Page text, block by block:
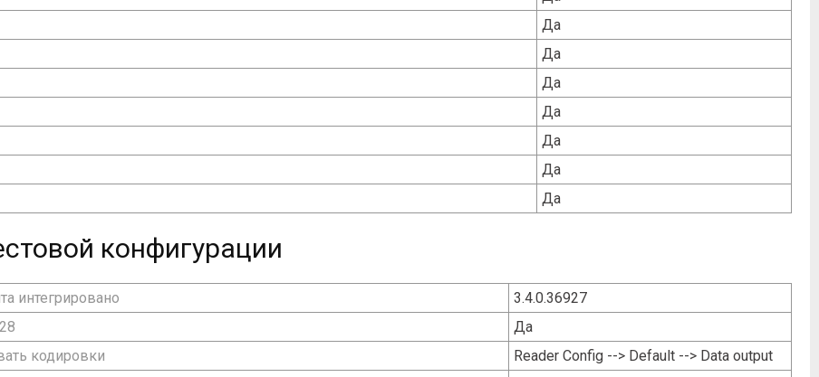
Да
Да
Да
Да
Да
Да
Да
конфигурации
интегрировано
3.4.0.36927
Да
кодировки
Reader Config --> Default --> Data output